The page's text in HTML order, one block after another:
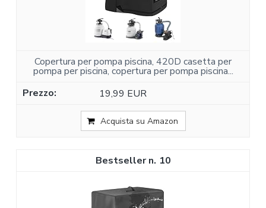
Copertura per pompa piscina, 420D casetta per
pompa per piscina, copertura per pompa piscina...
19,99 EUR
Acquista su Amazon
10